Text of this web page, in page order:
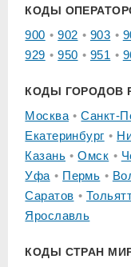
КОДЫ
900 902 903
929
950 951
КОДЫ ГОРОДОВ
Москва Санкт-
Екатеринбург
Казань
Омск
Уфа
Пермь
Саратов
Ярославль
КОДЫ СТРАН